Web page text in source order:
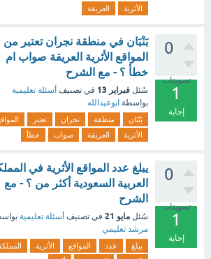
الأثرية
العريقة
0
تصويتات
1
إجابة
بَنْبَان في منطقة نجران تعتبر من
المواقع الأثرية العريقة صواب ام
خطأ ؟ - مع الشرح
سُئل فبراير 13 في تصنيف أسئلة تعليمية
بواسطة ابوعبدالله
بَنْبَان منطقة نجران تعتبر
الأثرية
العريقة صواب خطأ
0
تصويتات
1
إجابة
يبلغ عدد المواقع الأثرية في
العربية السعودية أكثر من ؟ - مع
الشرح
سُئل مايو 21 في تصنيف أسئلة تعليمية
مرشد تعليمي
يبلغ عدد المواقع الأثرية